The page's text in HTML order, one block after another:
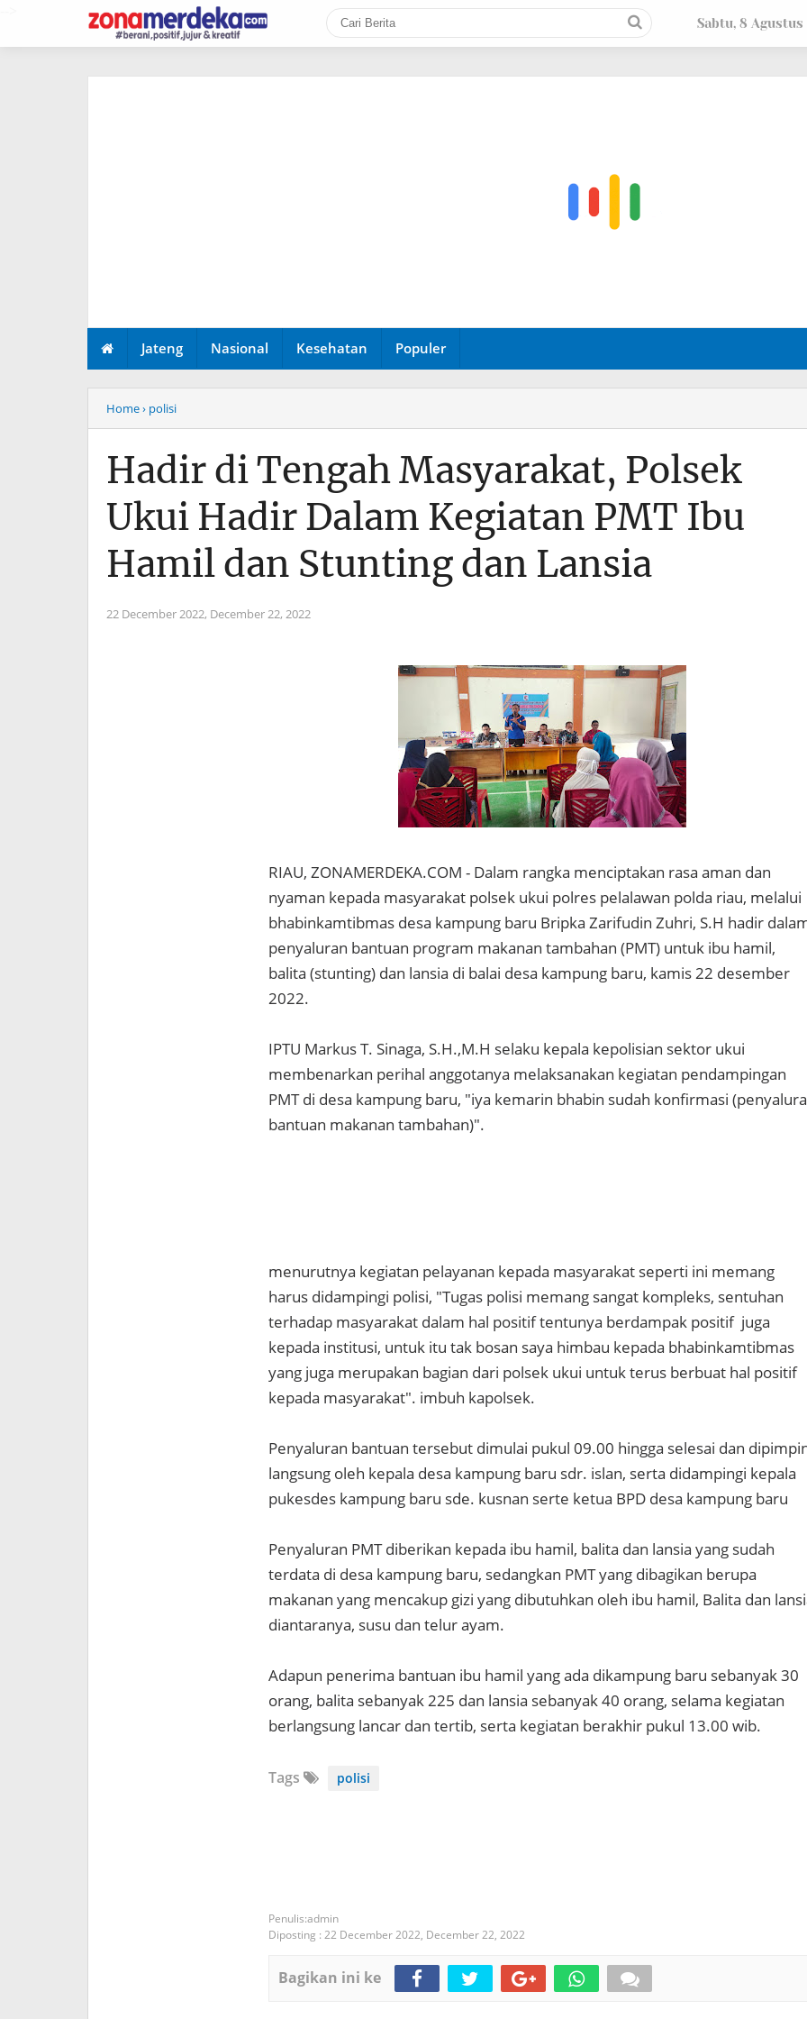
Sabtu, 8 Agustus
Jateng Nasional Kesehatan Populer
Home› polisi
Hadir di Tengah Masyarakat, Polsek
Ukui Hadir Dalam Kegiatan PMT Ibu
Hamil dan Stunting dan Lansia
22 December 2022, December 22, 2022
RIAU, ZONAMERDEKA.COM - Dalam rangka menciptakan rasa aman dan
nyaman kepada masyarakat polsek ukui polres pelalawan polda riau, melalui
bhabinkamtibmas desa kampung baru Bripka Zarifudin Zuhri, S.H hadir
penyaluran bantuan program makanan tambahan (PMT) untuk ibu hamil,
balita (stunting) dan lansia di balai desa kampung baru, kamis 22 desember
2022.
IPTU Markus T. Sinaga, S.H.,M.H selaku kepala kepolisian sektor ukui
membenarkan perihal anggotanya melaksanakan kegiatan pendampingan
PMT di desa kampung baru, "iya kemarin bhabin sudah konfirmasi
bantuan makanan tambahan)".
menurutnya kegiatan pelayanan kepada masyarakat seperti ini memang
harus didampingi polisi, "Tugas polisi memang sangat kompleks, sentuhan
terhadap masyarakat dalam hal positif tentunya berdampak positif juga
kepada institusi, untuk itu tak bosan saya himbau kepada bhabinkamtibmas
yang juga merupakan bagian dari polsek ukui untuk terus berbuat hal positif
kepada masyarakat". imbuh kapolsek.
Penyaluran bantuan tersebut dimulai pukul 09.00 hingga selesai dan
langsung oleh kepala desa kampung baru sdr. islan, serta didampingi kepala
pukesdes kampung baru sde. kusnan serte ketua BPD desa kampung baru
Penyaluran PMT diberikan kepada ibu hamil, balita dan lansia yang sudah
terdata di desa kampung baru, sedangkan PMT yang dibagikan berupa
makanan yang mencakup gizi yang dibutuhkan oleh ibu hamil, Balita dan
diantaranya, susu dan telur ayam.
Adapun penerima bantuan ibu hamil yang ada dikampung baru sebanyak 30
orang, balita sebanyak 225 dan lansia sebanyak 40 orang, selama kegiatan
berlangsung lancar dan tertib, serta kegiatan berakhir pukul 13.00 wib.
Tags polisi
admin
Diposting : 22 December 2022, December 22, 2022
Bagikan ini ke